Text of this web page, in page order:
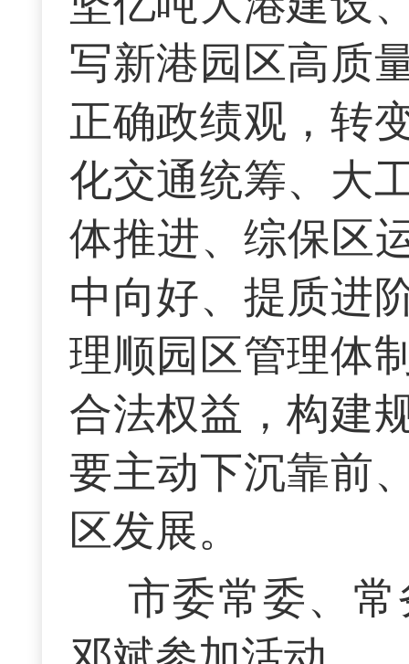
写新港园区高质
正确政绩观，转
化交通统筹、大
体推进、综保区
中向好、提质进
理顺园区管理体
合法权益，构建
要主动下沉靠前
区发展。
市委常委、